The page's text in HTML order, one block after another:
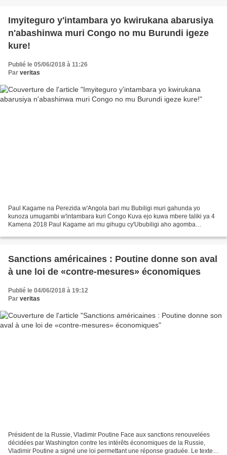
Imyiteguro y'intambara yo kwirukana abarusiya
n'abashinwa muri Congo no mu Burundi igeze
kure!
Publié le 05/06/2018 à 11:26
Par veritas
Paul Kagame na Perezida w'Angola bari mu Bubiligi muri gahunda yo
kunoza umugambi w'intambara kuri Congo Kuva ejo kuwa mbere taliki ya 4
Kamena 2018 Paul Kagame ari mu gihugu cy'Ububiligi aho agomba
Sanctions américaines : Poutine donne son aval
à une loi de «contre-mesures» économiques
Publié le 04/06/2018 à 19:12
Par veritas
Président de la Russie, Vladimir Poutine Face aux sanctions renouvelées
décidées par Washington contre les intérêts économiques de la Russie,
Vladimir Poutine a signé une loi permettant une réponse graduée. Le texte